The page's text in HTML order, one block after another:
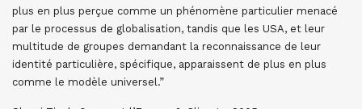
plus en plus perçue comme un phénomène particulier menacé
par le processus de globalisation, tandis que les USA, et leur
multitude de groupes demandant la reconnaissance de leur
identité particulière, spécifique, apparaissent de plus en plus
comme le modèle universel.”